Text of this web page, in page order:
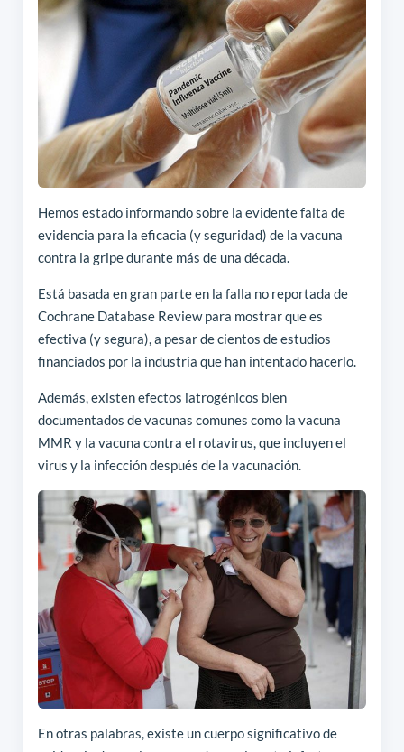
Hemos estado informando sobre la evidente falta de
evidencia para la eficacia (y seguridad) de la vacuna
contra la gripe durante más de una década.
Está basada en gran parte en la falla no reportada de
Cochrane Database Review para mostrar que es
efectiva (y segura), a pesar de cientos de estudios
financiados por la industria que han intentado hacerlo.
Además, existen efectos iatrogénicos bien
documentados de vacunas comunes como la vacuna
MMR y la vacuna contra el rotavirus, que incluyen el
virus y la infección después de la vacunación.
En otras palabras, existe un cuerpo significativo de